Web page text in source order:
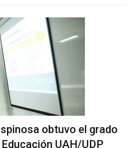
obtuvo el grado
UAH/UDP